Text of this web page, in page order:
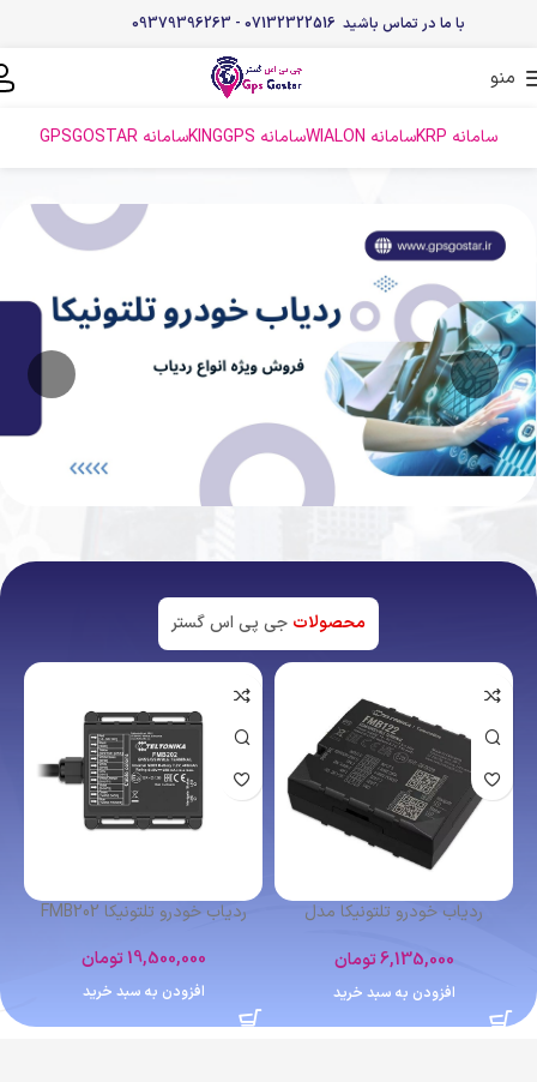
با ما در تماس باشید 07132322516 - 09379396263
منو
سامانه KRP سامانه WIALON سامانه KINGGPS سامانه GPSGOSTAR
محصولات جی پی اس گستر
اتمام موجودی
ردیاب شخصی کوبان TK102
4,400,000تومان
اطلاعات بیشتر
ردیاب خودرو تلتونیکا FMB641
12,364,000 تومان
افزودن به سبد خرید